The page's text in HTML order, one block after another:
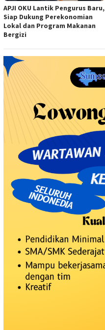
APJI OKU Lantik Pengurus Baru,
Siap Dukung Perekonomian
Lokal dan Program Makanan
Bergizi